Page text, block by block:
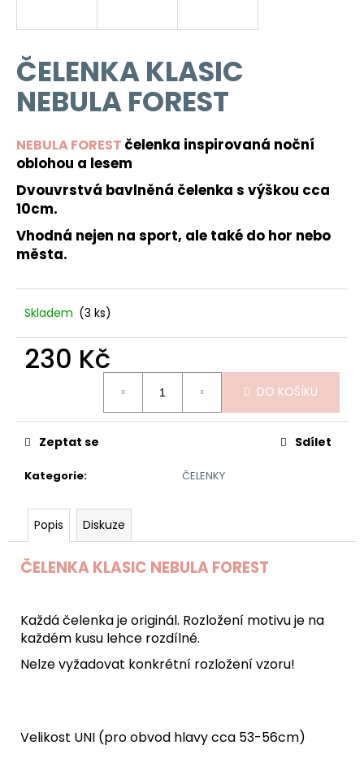
ČELENKA KLASIC
NEBULA FOREST
NEBULA FOREST čelenka inspirovaná noční
oblohou a lesem
Dvouvrstvá bavlněná čelenka s výškou cca
10cm.
Vhodná nejen na sport, ale také do hor nebo
města.
Skladem (3 ks)
230 Kč
DO KOŠÍKU
Kategorie: ČELENKY
Zeptat se Sdílet
Popis Diskuze
ČELENKA KLASIC NEBULA FOREST
Každá čelenka je originál. Rozložení motivu je na
každém kusu lehce rozdílné.
Nelze vyžadovat konkrétní rozložení vzoru!
Velikost UNI (pro obvod hlavy cca 53-56cm)
í
t
?
HLEDAT
D
p
o
u
e
m
SVĚTLE
FIALOVÁ
290
Kč